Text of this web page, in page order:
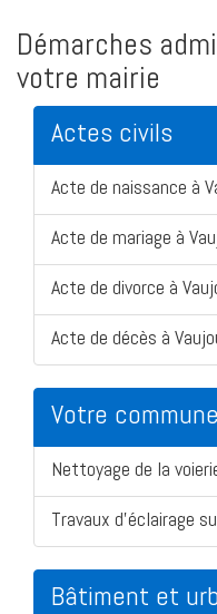
Démarches
votre mairie
Actes civils
Acte de naissance à
Acte de mariage à
Acte de divorce à
Acte de décès à
Votre commune
Nettoyage de la
Travaux d'éclairage
Bâtiment et